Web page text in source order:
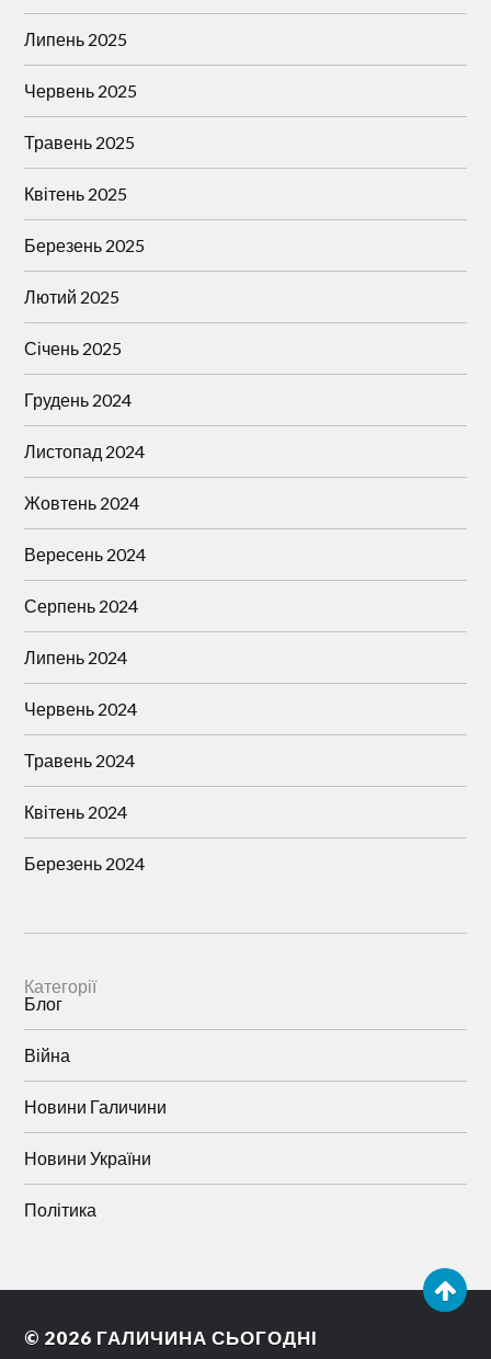
Липень 2025
Червень 2025
Травень 2025
Квітень 2025
Березень 2025
Лютий 2025
Січень 2025
Грудень 2024
Листопад 2024
Жовтень 2024
Вересень 2024
Серпень 2024
Липень 2024
Червень 2024
Травень 2024
Квітень 2024
Березень 2024
Категорії
Блог
Війна
Новини Галичини
Новини України
Політика
© 2026 ГАЛИЧИНА СЬОГОДНІ